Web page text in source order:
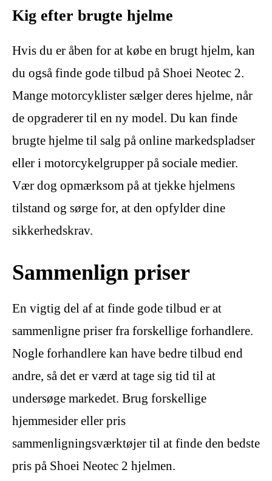
Kig efter brugte hjelme
Hvis du er åben for at købe en brugt hjelm, kan
du også finde gode tilbud på Shoei Neotec 2.
Mange motorcyklister sælger deres hjelme, når
de opgraderer til en ny model. Du kan finde
brugte hjelme til salg på online markedspladser
eller i motorcykelgrupper på sociale medier.
Vær dog opmærksom på at tjekke hjelmens
tilstand og sørge for, at den opfylder dine
sikkerhedskrav.
Sammenlign priser
En vigtig del af at finde gode tilbud er at
sammenligne priser fra forskellige forhandlere.
Nogle forhandlere kan have bedre tilbud end
andre, så det er værd at tage sig tid til at
undersøge markedet. Brug forskellige
hjemmesider eller pris
sammenligningsværktøjer til at finde den bedste
pris på Shoei Neotec 2 hjelmen.